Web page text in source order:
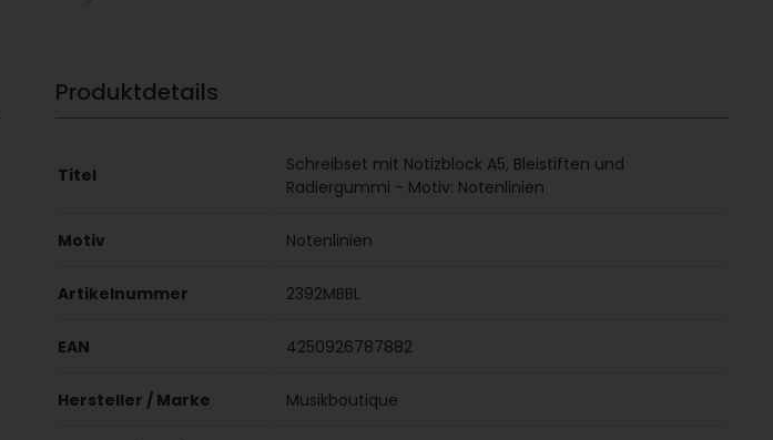
Produktdetails
Titel
Schreibset mit Notizblock A5, Bleistiften und
Radiergummi - Motiv: Notenlinien
Motiv Notenlinien
Artikelnummer 2392MBBL
EAN 4250926787882
Hersteller / Marke Musikboutique